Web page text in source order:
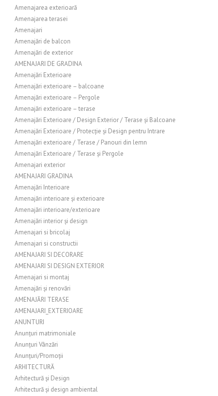
Amenajarea exterioară
Amenajarea terasei
Amenajari
Amenajări de balcon
Amenajări de exterior
AMENAJARI DE GRADINA
Amenajări Exterioare
Amenajări exterioare – balcoane
Amenajări exterioare – Pergole
Amenajări exterioare – terase
Amenajări Exterioare / Design Exterior / Terase și Balcoane
Amenajări Exterioare / Protecție și Design pentru Intrare
Amenajări exterioare / Terase / Panouri din lemn
Amenajări Exterioare / Terase și Pergole
Amenajari exterior
AMENAJARI GRADINA
Amenajări Interioare
Amenajări interioare și exterioare
Amenajări interioare/exterioare
Amenajări interior și design
Amenajari si bricolaj
Amenajari si constructii
AMENAJARI SI DECORARE
AMENAJARI SI DESIGN EXTERIOR
Amenajari si montaj
Amenajări și renovări
AMENAJĂRI TERASE
AMENAJARI_EXTERIOARE
ANUNTURI
Anunțuri matrimoniale
Anunțuri Vânzări
Anunțuri/Promoții
ARHITECTURĂ
Arhitectură și Design
Arhitectură și design ambiental